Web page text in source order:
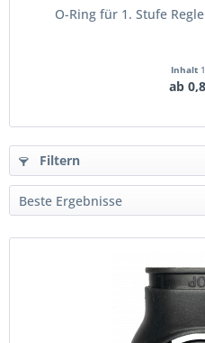
O-Ring für 1. Stufe
Inhalt
ab
Filtern